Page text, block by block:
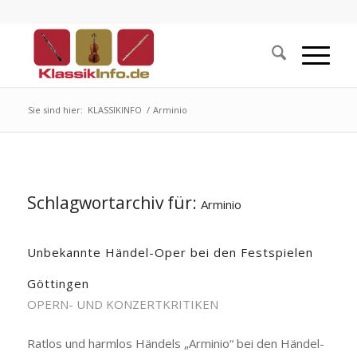
Sie sind hier: KLASSIKINFO / Arminio
Schlagwortarchiv für: Arminio
Unbekannte Händel-Oper bei den Festspielen
Göttingen
OPERN- UND KONZERTKRITIKEN
Ratlos und harmlos Händels „Arminio“ bei den Händel-